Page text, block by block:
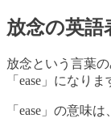
放念の英語
放念という言葉
「ease」になりま
「ease」の意味